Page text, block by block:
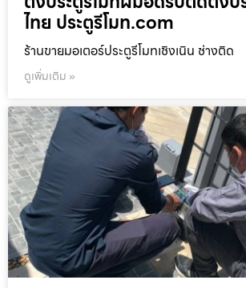
ไทย ประตูรีโมท.com
ร้านขายมอเตอร์ประตูรีโมทเชิงเนิน ช่างติด
ดูเพิ่มเติม »